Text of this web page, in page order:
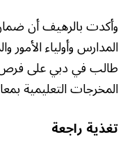
وأكدت بالرهيف أن
المدارس وأولياء
طالب في دبي على فرص
المخرجات التعليمية
تغذية راجعة